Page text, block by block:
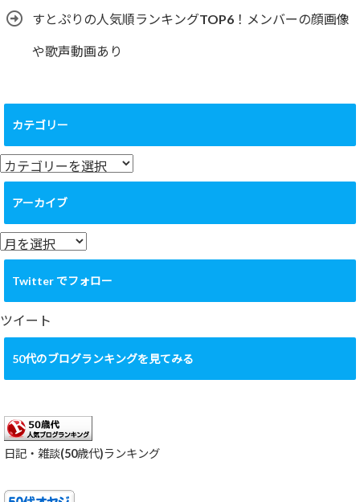
すとぷりの人気順ランキングTOP6！メンバーの顔画像
や歌声動画あり
カテゴリー
カ
テ
リ
ー
アーカイブ
ア
ー
イ
ブ
Twitter でフォロー
ツイート
50代のブログランキングを見てみる
日記・雑談(50歳代)ランキング